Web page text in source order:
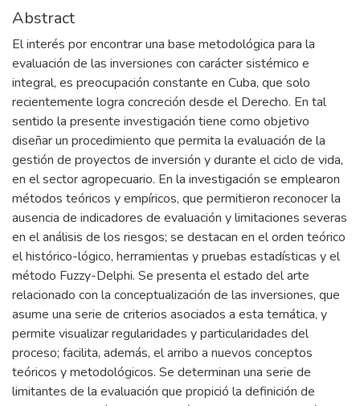
Abstract
El interés por encontrar una base metodológica para la
evaluación de las inversiones con carácter sistémico e
integral, es preocupación constante en Cuba, que solo
recientemente logra concreción desde el Derecho. En tal
sentido la presente investigación tiene como objetivo
diseñar un procedimiento que permita la evaluación de la
gestión de proyectos de inversión y durante el ciclo de vida,
en el sector agropecuario. En la investigación se emplearon
métodos teóricos y empíricos, que permitieron reconocer la
ausencia de indicadores de evaluación y limitaciones severas
en el análisis de los riesgos; se destacan en el orden teórico
el histórico-lógico, herramientas y pruebas estadísticas y el
método Fuzzy-Delphi. Se presenta el estado del arte
relacionado con la conceptualización de las inversiones, que
asume una serie de criterios asociados a esta temática, y
permite visualizar regularidades y particularidades del
proceso; facilita, además, el arribo a nuevos conceptos
teóricos y metodológicos. Se determinan una serie de
limitantes de la evaluación que propició la definición de